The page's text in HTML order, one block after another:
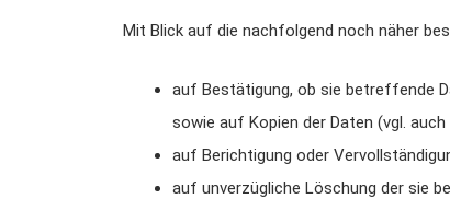
Mit Blick auf die nachfolgend noch näher
auf Bestätigung, ob sie betreffende
sowie auf Kopien der Daten (vgl. auch
auf Berichtigung oder
auf unverzügliche Löschung der sie